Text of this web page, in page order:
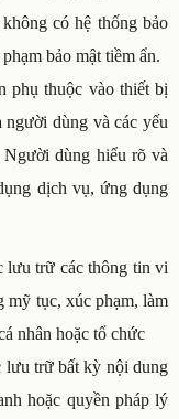
có hệ thống bảo
bảo mật tiềm ẩn.
phụ thuộc vào thiết bị
dùng và các yếu
Người dùng hiểu rõ và
dịch vụ, ứng dụng
lưu trữ các thông tin vi
mỹ tục, xúc phạm, làm
nhân hoặc tổ chức
lưu trữ bất kỳ nội dung
hoặc quyền pháp lý